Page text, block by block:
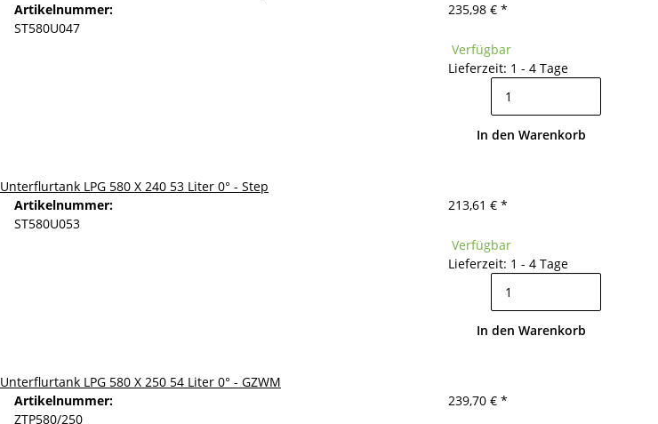
Artikelnummer:
ST580U047
235,98 € *
Verfügbar
Lieferzeit: 1 - 4 Tage
In den Warenkorb
Unterflurtank LPG 580 X 240 53 Liter 0° - Step
Artikelnummer:
ST580U053
213,61 € *
Verfügbar
Lieferzeit: 1 - 4 Tage
In den Warenkorb
Unterflurtank LPG 580 X 250 54 Liter 0° - GZWM
Artikelnummer:
ZTP580/250
239,70 € *